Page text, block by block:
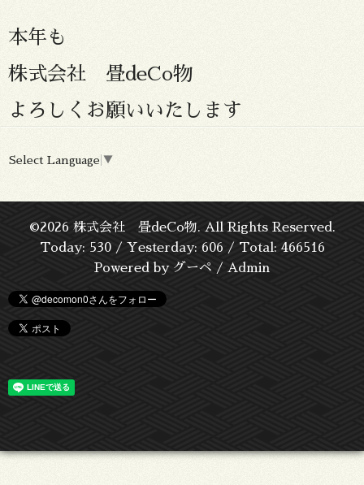
本年も
株式会社 畳deCo物
よろしくお願いいたします
Select Language ▼
©2026 株式会社 畳deCo物. All Rights Reserved.
Today: 530/ Yesterday: 606 / Total: 466516
Powered by グーペ / Admin